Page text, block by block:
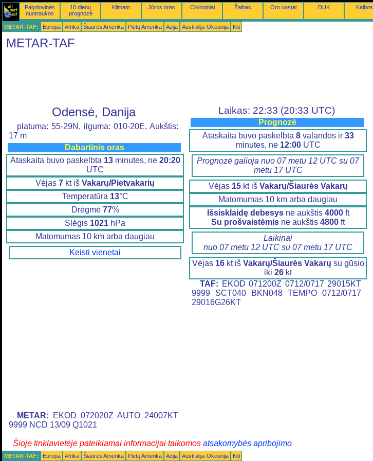
Palydovinės
nuotraukos
10 dienų
prognozė
Klimato Jūros oras Cikloniniai Žaibas Oro uostai DUK Kalbos
METAR-TAF: Europa Afrika Šiaurės Amerika Pietų Amerika Azija Australija-Okeanija Kiti
METAR-TAF
Odensė, Danija
platuma: 55-29N, ilguma: 010-20E, Aukštis:
17 m
Dabartinis oras
Ataskaita buvo paskelbta 13minutes, ne 20:20
UTC
Vėjas 7 kt iš Vakarų/Pietvakarių
Temperatūra 13°C
Drėgmė 77%
Slėgis 1021 hPa
Matomumas 10 km arba daugiau
Keisti vienetai
METAR: EKOD 072020Z AUTO 24007KT
9999 NCD 13/09 Q1021
Laikas: 22:33 (20:33 UTC)
Prognozė
Ataskaita buvo paskelbta 8valandos ir 33
minutes, ne 12:00UTC
Prognozė galioja nuo 07 metu 12 UTC su 07
metu 17 UTC
Vėjas 15kt iš Vakarų/Šiaurės Vakarų
Matomumas 10 km arba daugiau
Išsisklaidę debesysne aukštis 4000ft
Su prošvaistėmis ne aukštis 4800 ft
Laikinai
nuo 07 metu 12 UTC su 07 metu 17 UTC
Vėjas 16kt iš Vakarų/Šiaurės Vakarų su gūsio
iki 26 kt
TAF: EKOD 071200Z 0712/0717 29015KT
9999 SCT040 BKN048 TEMPO 0712/0717
29016G26KT
Šioje tinklavietėje pateikiamai informacijai taikomos atsakomybės apribojimo
METAR-TAF: Europa Afrika Šiaurės Amerika Pietų Amerika Azija Australija-Okeanija Kiti